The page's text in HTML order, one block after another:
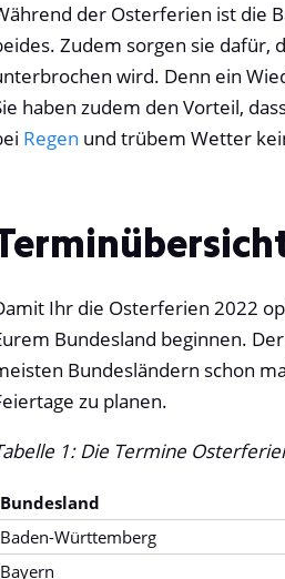
der Osterferien ist die
Zudem sorgen sie dafür,
wird. Denn ein
haben zudem den Vorteil,
Regen und trübem Wetter
Ihr die Osterferien 2022
Bundesland beginnen.
Bundesländern schon
zu planen.
1: Die Termine
Bundesland
Baden-Württemberg
Bayern